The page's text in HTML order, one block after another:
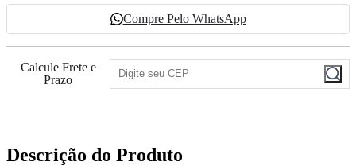
Compre Pelo WhatsApp
Calcule Frete e
Prazo
Descrição do Produto